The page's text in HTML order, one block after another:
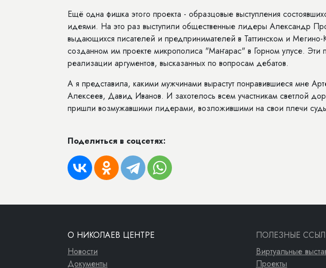
Ещё одна фишка этого проекта - образцовые выступления
идеями. На это раз выступили общественные лидеры Александр
выдающихся писателей и предпринимателей в Таттинском и Мегино-
созданном им проекте микрополиса "Маҥарас" в Горном улусе. Эти
реализации аргументов, высказанных по вопросам дебатов.
А я представила, какими мужчинами вырастут понравившиеся мне
Алексеев, Давид Иванов. И захотелось всем участникам светлой
пришли возмужавшими лидерами, возложившими на свои плечи
Поделиться в соцсетях:
О НИКОЛАЕВ ЦЕНТРЕ
Новости
Документы
ПОЛЕЗНЫЕ
Виртуальные
Проекты